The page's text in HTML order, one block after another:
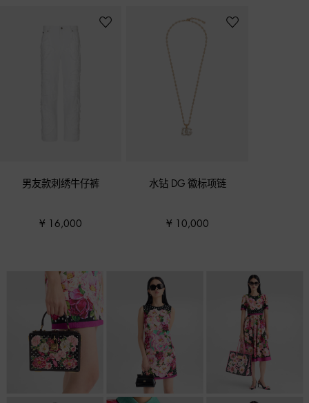
男友款刺绣牛仔裤
¥ 16,000
水钻 DG 徽标项链
¥ 10,000